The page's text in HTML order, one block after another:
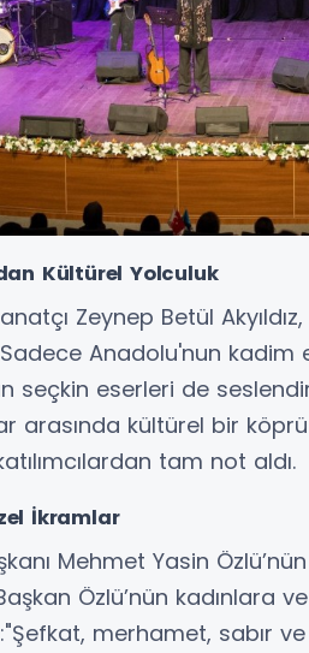
Kültürel Yolculuk
Zeynep Betül
Anadolu'nun kadim
seçkin eserleri de
arasında kültürel bir
tam not aldı.
İkramlar
Mehmet Yasin
Özlü’nün kadınlara
merhamet, sabır